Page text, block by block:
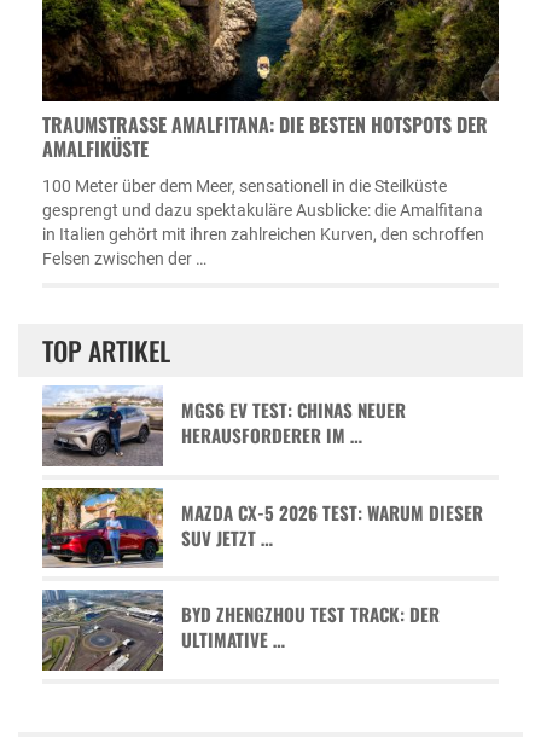
TRAUMSTRASSE AMALFITANA: DIE BESTEN HOTSPOTS DER A
MALFIKÜSTE
100 Meter über dem Meer, sensationell in die Steilküste
gesprengt und dazu spektakuläre Ausblicke: die Amalfitana
in Italien gehört mit ihren zahlreichen Kurven, den schroffen
Felsen zwischen der …
TOP ARTIKEL
MGS6 EV TEST: CHINAS NEUER
HERAUSFORDERER IM …
MAZDA CX-5 2026 TEST: WARUM DIESER
SUV JETZT …
BYD ZHENGZHOU TEST TRACK: DER
ULTIMATIVE …